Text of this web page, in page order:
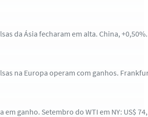
da Ásia fecharam em alta. China,
na Europa operam com ganhos.
em ganho. Setembro do WTI em NY: US$